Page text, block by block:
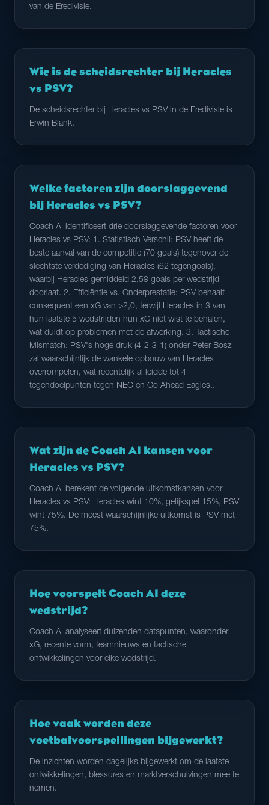
van de Eredivisie.
Wie is de scheidsrechter bij Heracles
vs PSV?
De scheidsrechter bij Heracles vs PSV in de Eredivisie is
Erwin Blank.
Welke factoren zijn doorslaggevend
bij Heracles vs PSV?
Coach AI identificeert drie doorslaggevende factoren voor
Heracles vs PSV: 1. Statistisch Verschil: PSV heeft de
beste aanval van de competitie (70 goals) tegenover de
slechtste verdediging van Heracles (62 tegengoals),
waarbij Heracles gemiddeld 2,58 goals per wedstrijd
doorlaat. 2. Efficiëntie vs. Onderprestatie: PSV behaalt
consequent een xG van >2,0, terwijl Heracles in 3 van
hun laatste 5 wedstrijden hun xG niet wist te behalen,
wat duidt op problemen met de afwerking. 3. Tactische
Mismatch: PSV's hoge druk (4-2-3-1) onder Peter Bosz
zal waarschijnlijk de wankele opbouw van Heracles
overrompelen, wat recentelijk al leidde tot 4
tegendoelpunten tegen NEC en Go Ahead Eagles..
Wat zijn de Coach AI kansen voor
Heracles vs PSV?
Coach AI berekent de volgende uitkomstkansen voor
Heracles vs PSV: Heracles wint 10%, gelijkspel 15%, PSV
wint 75%. De meest waarschijnlijke uitkomst is PSV met
75%.
Hoe voorspelt Coach AI deze
wedstrijd?
Coach AI analyseert duizenden datapunten, waaronder
xG, recente vorm, teamnieuws en tactische
ontwikkelingen voor elke wedstrijd.
Hoe vaak worden deze
voetbalvoorspellingen bijgewerkt?
De inzichten worden dagelijks bijgewerkt om de laatste
ontwikkelingen, blessures en marktverschuivingen mee te
nemen.